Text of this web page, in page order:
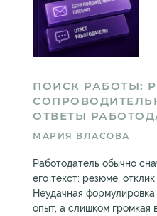
ПОИСК РАБОТЫ:
ОТВЕТЫ
МАРИЯ ВЛАСОВА
Работодатель обычно
его текст: резюме,
Неудачная
опыт, а слишком громкая